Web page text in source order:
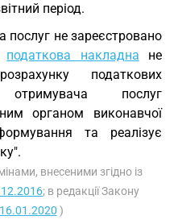
період.
не зареєстровано
податкова накладна не
податкових
послуг
органом виконавчої
та реалізує
внесеними згідно із
; в редакції Закону
)